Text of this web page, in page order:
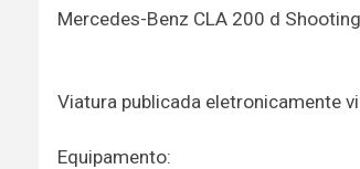
Mercedes-Benz CLA 200 d
Viatura publicada eletronicamente
Equipamento: